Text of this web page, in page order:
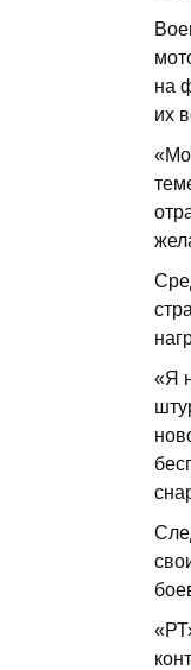
на
их
«Я